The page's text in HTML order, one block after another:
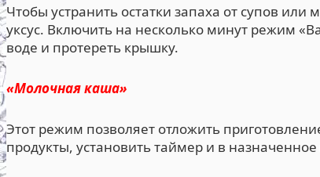
Чтобы устранить остатки запаха от супов
уксус. Включить на несколько минут режим
воде и протереть крышку.
«Молочная каша»
Этот режим позволяет отложить
продукты, установить таймер и в